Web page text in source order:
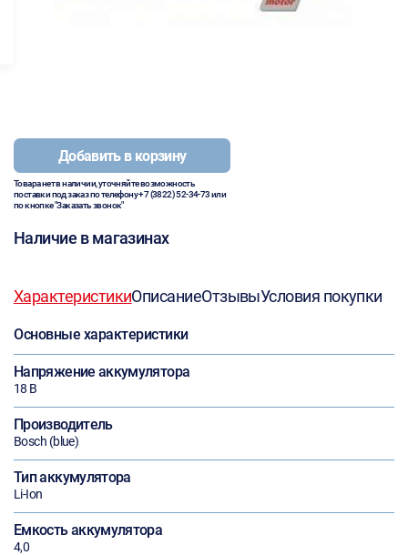
Добавить в корзину
Товара нет в наличии, уточняйте возможность
поставки под заказ по телефону+7 (3822) 52-34-73или
по кнопке "Заказать звонок"
Наличие в магазинах
ХарактеристикиОписаниеОтзывыУсловия покупки
Основные характеристики
Напряжение аккумулятора
18 В
Производитель
Bosch (blue)
Тип аккумулятора
Li-Ion
Емкость аккумулятора
4,0